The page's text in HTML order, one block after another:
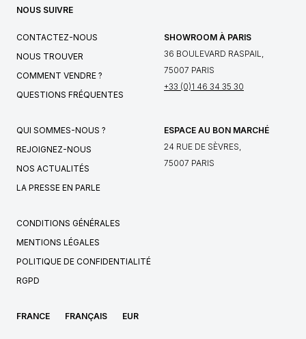
NOUS SUIVRE
CONTACTEZ-NOUS
NOUS TROUVER
COMMENT VENDRE ?
QUESTIONS FRÉQUENTES
SHOWROOM À PARIS
36 BOULEVARD RASPAIL,
75007 PARIS
+33 (0)1 46 34 35 30
QUI SOMMES-NOUS ?
REJOIGNEZ-NOUS
NOS ACTUALITÉS
LA PRESSE EN PARLE
ESPACE AU BON MARCHÉ
24 RUE DE SÈVRES,
75007 PARIS
CONDITIONS GÉNÉRALES
MENTIONS LÉGALES
POLITIQUE DE CONFIDENTIALITÉ
RGPD
FRANCE FRANÇAIS EUR